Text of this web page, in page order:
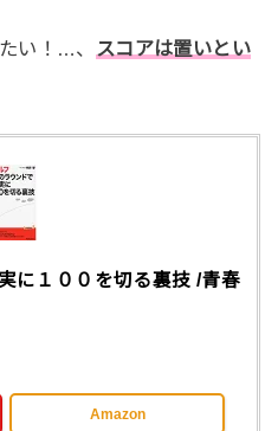
い！…、
スコアは置いとい
に１００を切る裏技 /青春
Amazon